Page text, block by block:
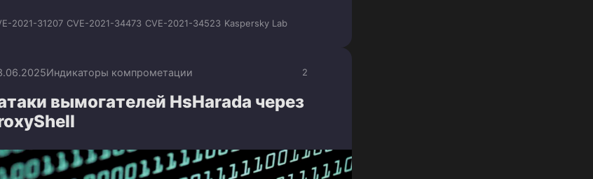
2021-31207 CVE-2021-34473 CVE-2021-34523 Kaspersky Lab
2
Индикаторы компрометации
вымогателей HsHarada через